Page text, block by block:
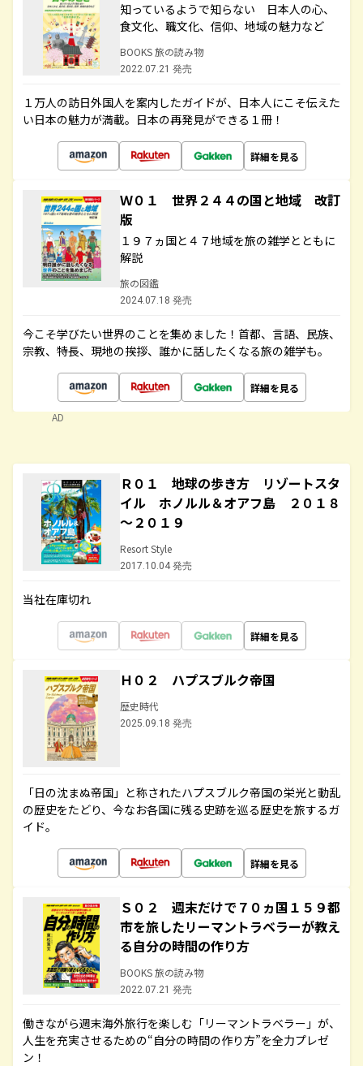
知っているようで知らない 日本人の心、
食文化、職文化、信仰、地域の魅力など
BOOKS 旅の読み物
2022.07.21 発売
１万人の訪日外国人を案内したガイドが、日本人にこそ伝えた
い日本の魅力が満載。日本の再発見ができる１冊！
詳細を見る
Ｗ０１ 世界２４４の国と地域 改訂
版
１９７ヵ国と４７地域を旅の雑学とともに
解説
旅の図鑑
2024.07.18 発売
今こそ学びたい世界のことを集めました！首都、言語、民族、
宗教、特長、現地の挨拶、誰かに話したくなる旅の雑学も。
詳細を見る
AD
Ｒ０１ 地球の歩き方 リゾートスタ
イル ホノルル＆オアフ島 ２０１８
～２０１９
Resort Style
2017.10.04 発売
当社在庫切れ
詳細を見る
Ｈ０２ ハプスブルク帝国
歴史時代
2025.09.18 発売
「日の沈まぬ帝国」と称されたハプスブルク帝国の栄光と動乱
の歴史をたどり、今なお各国に残る史跡を巡る歴史を旅するガ
イド。
詳細を見る
Ｓ０２ 週末だけで７０ヵ国１５９都
市を旅したリーマントラベラーが教え
る自分の時間の作り方
BOOKS 旅の読み物
2022.07.21 発売
働きながら週末海外旅行を楽しむ「リーマントラベラー」が、
人生を充実させるための“自分の時間の作り方”を全力プレゼ
ン！